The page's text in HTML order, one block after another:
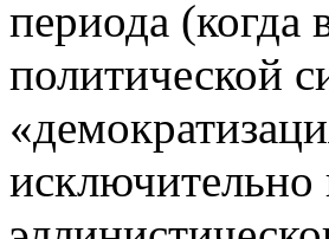
периода (когда
политической
исключительно